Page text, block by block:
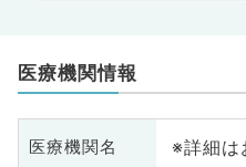
医療機関情報
医療機関名 ※詳細は